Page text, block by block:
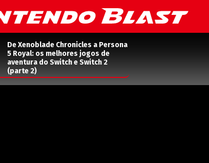
De Xenoblade Chronicles a Persona
5 Royal: os melhores jogos de
aventura do Switch e Switch 2
(parte 2)